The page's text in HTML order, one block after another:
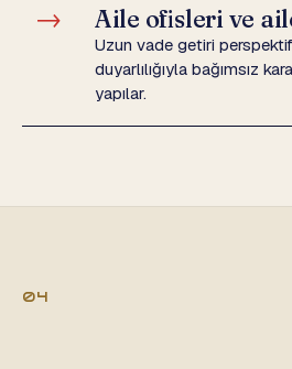
→ Aile ofisleri ve
Uzun vade getiri
duyarlılığıyla bağımsız
yapılar.
04